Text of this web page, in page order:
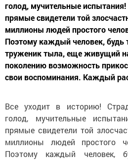
голод, мучительные
прямые свидетели той
миллионы людей простого
Поэтому каждый человек, будь
труженик тыла, еще живущий
поколению возможность
свои воспоминания. Каждый
Все уходит в историю!
голод, мучительные
прямые свидетели той
миллионы людей простого
Поэтому каждый человек,